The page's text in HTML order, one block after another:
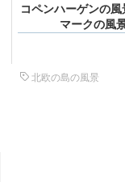
コペンハーゲンの
マークの風
北欧の島の風景